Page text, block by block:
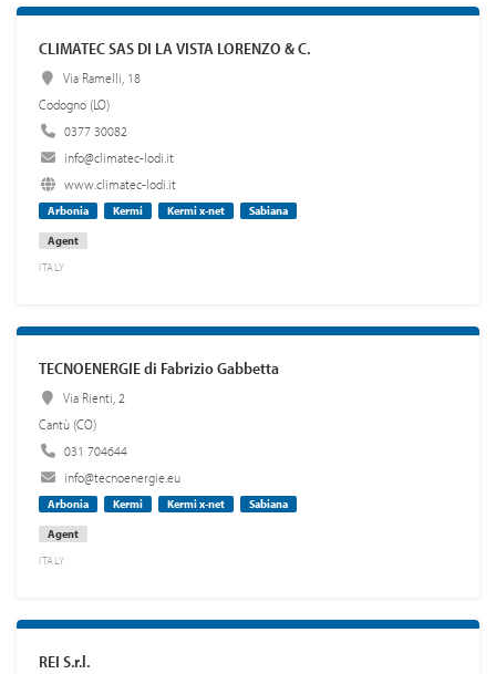
CLIMATEC SAS DI LA VISTA LORENZO & C.
Via Ramelli, 18
Codogno (LO)
0377 30082
info@climatec-lodi.it
www.climatec-lodi.it
Arbonia Kermi Kermi x-net
Sabiana
Agent
ITALY
TECNOENERGIE di Fabrizio Gabbetta
Via Rienti, 2
Cantù (CO)
031 704644
info@tecnoenergie.eu
Arbonia Kermi Kermi x-net
Sabiana
Agent
ITALY
REI S.r.l.